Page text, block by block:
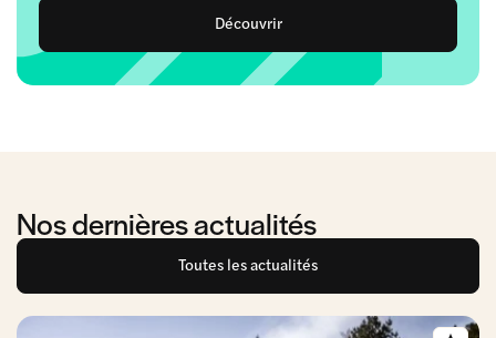
Découvrir
Nos dernières actualités
Toutes les actualités